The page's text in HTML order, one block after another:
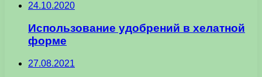
24.10.2020
Использование удобрений в хелатной
форме
27.08.2021